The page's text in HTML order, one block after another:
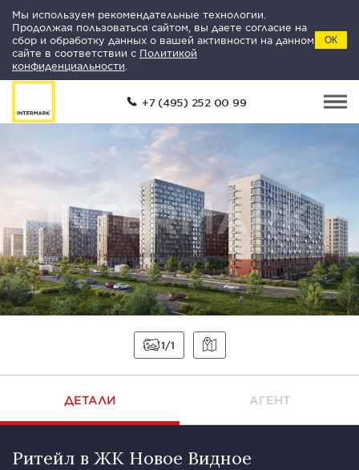
Мы используем рекомендательные технологии.
Продолжая пользоваться сайтом, вы даете согласие на
сбор и обработку данных о вашей активности на данном
сайте в соответствии с Политикой
конфиденциальности
ОК
+7 (495) 252 00 99
1 1
ДЕТАЛИ АГЕНТ
Ритейл в ЖК Новое Видное